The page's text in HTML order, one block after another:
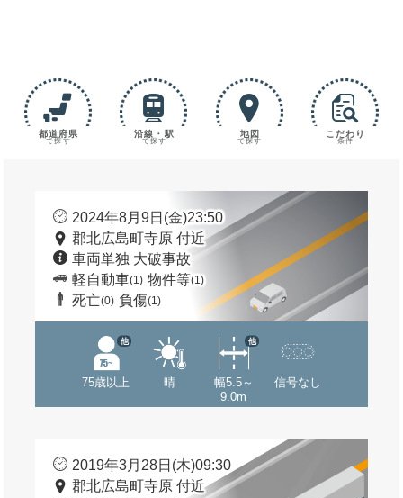
都道府県
で探す
沿線・駅
で探す
地図
で探す
こだわり
条件
2024年8月9日(金)23:50
郡北広島町寺原 付近
車両単独 大破事故
軽自動車(1) 物件等(1)
死亡(0) 負傷(1)
75歳以上
他
晴
幅5.5～
9.0m
他
信号なし
2019年3月28日(木)09:30
郡北広島町寺原 付近